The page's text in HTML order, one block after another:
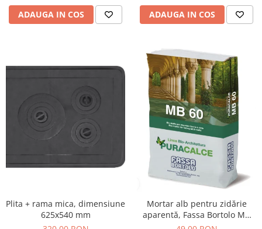
ADAUGA IN COS ADAUGA IN COS
Plita + rama mica, dimensiune
625x540 mm
Mortar alb pentru zidărie
aparentă, Fassa Bortolo MB
60, 25 kg